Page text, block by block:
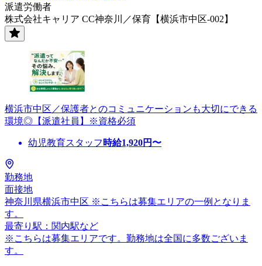
派遣労働者
株式会社キャリア CC神奈川／保育【横浜市中区-002】
横浜市中区／保護者とのコミュニケーションも大切にできる
環境◎【派遣社員】※資格必須
幼児教育スタッフ 時給1,920円〜
勤務地
面接地
神奈川県横浜市中区 ※こちらは募集エリアの一例となりま
す。
最寄り駅：関内駅など
※こちらは募集エリアです。勤務地は全国に多数ございま
す。